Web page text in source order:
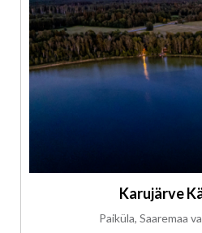
Karujärve
Paiküla, Saaremaa